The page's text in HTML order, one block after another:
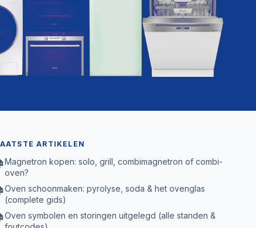
ARTIKELEN
Magnetron kopen: solo, grill, combimagnetron of combi-
oven?
Oven schoonmaken: pyrolyse, soda & het ovenglas
(complete gids)
Oven symbolen en storingen uitgelegd (alle standen &